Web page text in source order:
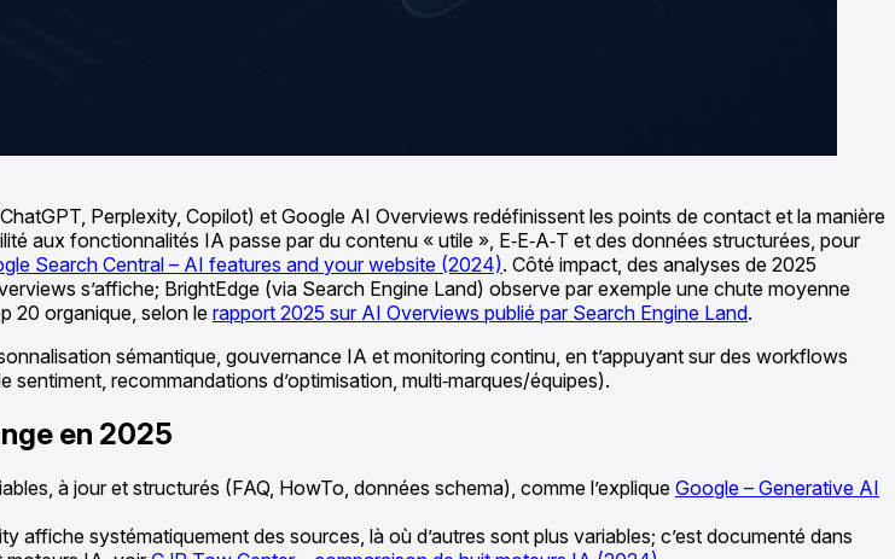
Perplexity, Copilot) et Google AI Overviews redéfinissent les points de contact et la manière
aux fonctionnalités IA passe par du contenu « utile », E‑E‑A‑T et des données structurées, pour
Search Central – AI features and your website (2024). Côté impact, des analyses de 2025
s’affiche; BrightEdge (via Search Engine Land) observe par exemple une chute moyenne
20 organique, selon le rapport 2025 sur AI Overviews publié par Search Engine Land.
sémantique, gouvernance IA et monitoring continu, en t’appuyant sur des workflows
recommandations d’optimisation, multi‑marques/équipes).
en 2025
à jour et structurés (FAQ, HowTo, données schema), comme l’explique Google – Generative AI
affiche systématiquement des sources, là où d’autres sont plus variables; c’est documenté dans